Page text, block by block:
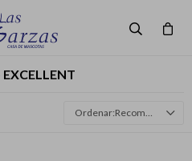
EXCELLENT
Recomendados